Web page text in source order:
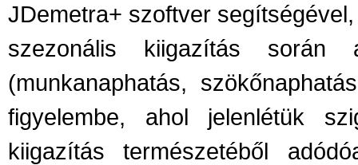
JDemetra+ szoftver
szezonális kiigazítás során
(munkanaphatás,
figyelembe, ahol jelenlétük
kiigazítás természetéből